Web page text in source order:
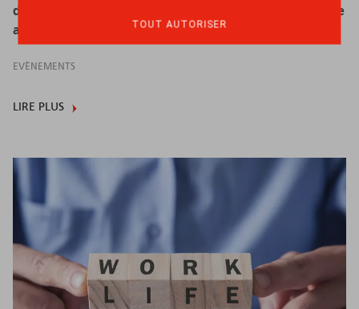
TOUT AUTORISER
du trajet de réintégration des malades de longue durée
a-t-elle sur votre entreprise ?
EVÈNEMENTS
LIRE PLUS